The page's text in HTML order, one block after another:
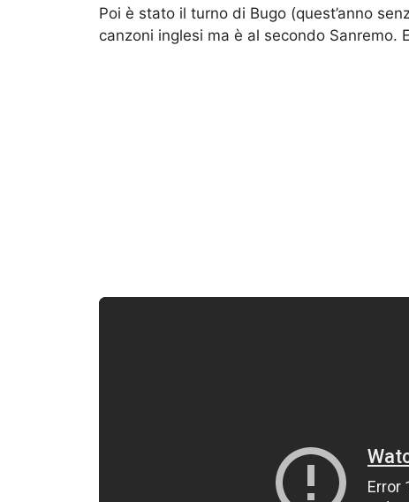
Poi è stato il turno di Bugo (quest’anno
canzoni inglesi ma è al secondo Sanremo.